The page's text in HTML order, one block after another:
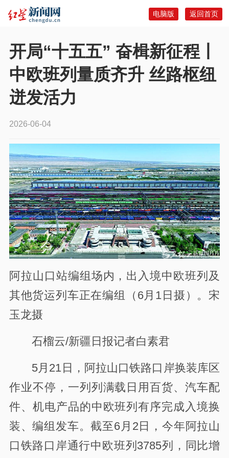
返回首页
电脑版
开局“十五五” 奋楫新征程丨
中欧班列量质齐升 丝路枢纽
迸发活力
2026-06-04
阿拉山口站编组场内，出入境中欧班列及
其他货运列车正在编组（6月1日摄）。宋
玉龙摄
石榴云/新疆日报记者白素君
5月21日，阿拉山口铁路口岸换装库区
作业不停，一列列满载日用百货、汽车配
件、机电产品的中欧班列有序完成入境换
装、编组发车。截至6月2日，今年阿拉山
口铁路口岸通行中欧班列3785列，同比增